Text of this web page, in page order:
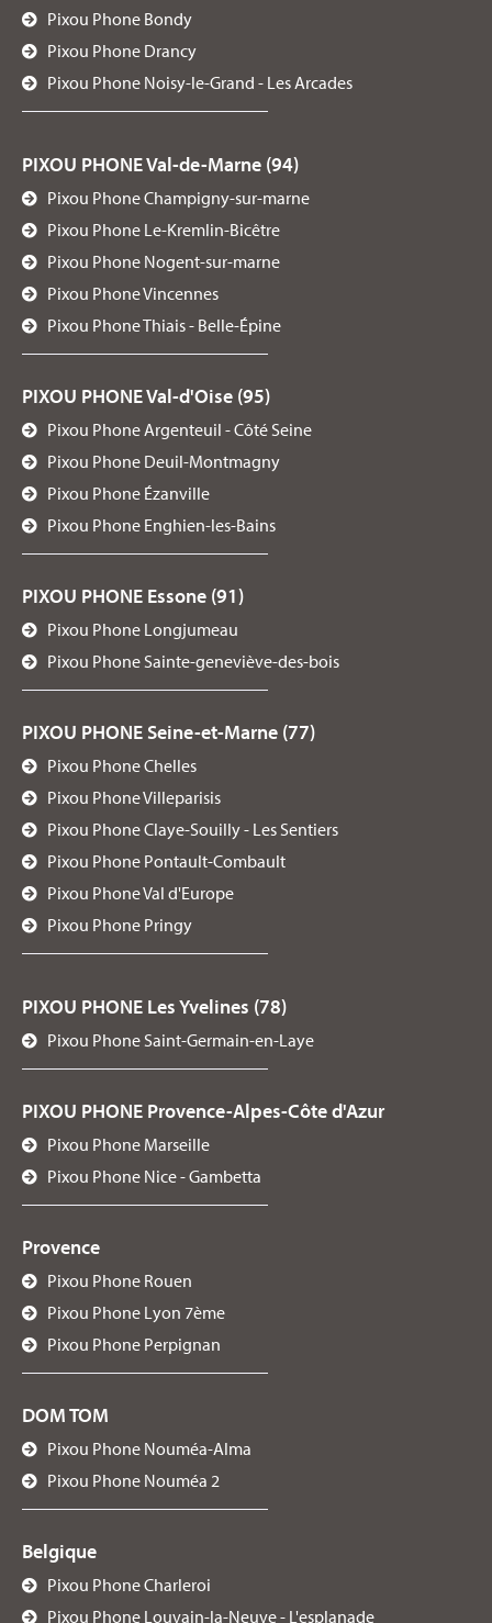
Pixou Phone Bondy
Pixou Phone Drancy
Pixou Phone Noisy-le-Grand - Les Arcades
PIXOU PHONE Val-de-Marne (94)
Pixou Phone Champigny-sur-marne
Pixou Phone Le-Kremlin-Bicêtre
Pixou Phone Nogent-sur-marne
Pixou Phone Vincennes
Pixou Phone Thiais - Belle-Épine
PIXOU PHONE Val-d'Oise (95)
Pixou Phone Argenteuil - Côté Seine
Pixou Phone Deuil-Montmagny
Pixou Phone Ézanville
Pixou Phone Enghien-les-Bains
PIXOU PHONE Essone (91)
Pixou Phone Longjumeau
Pixou Phone Sainte-geneviève-des-bois
PIXOU PHONE Seine-et-Marne (77)
Pixou Phone Chelles
Pixou Phone Villeparisis
Pixou Phone Claye-Souilly - Les Sentiers
Pixou Phone Pontault-Combault
Pixou Phone Val d'Europe
Pixou Phone Pringy
PIXOU PHONE Les Yvelines (78)
Pixou Phone Saint-Germain-en-Laye
PIXOU PHONE Provence-Alpes-Côte d'Azur
Pixou Phone Marseille
Pixou Phone Nice - Gambetta
Provence
Pixou Phone Rouen
Pixou Phone Lyon 7ème
Pixou Phone Perpignan
DOM TOM
Pixou Phone Nouméa-Alma
Pixou Phone Nouméa 2
Belgique
Pixou Phone Charleroi
Pixou Phone Louvain-la-Neuve - L'esplanade